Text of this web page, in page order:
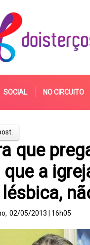
SOCIAL NO CIRCUITO
que
a
02/05/2013 | 16h05